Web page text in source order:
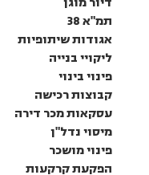
תמ"א 38
אגודות שיתופיות
ליקויי בנייה
פינוי בינוי
קבוצות רכישה
עסקאות מכר דירה
מיסוי נדל"ן
פינוי מושכר
הפקעת קרקעות